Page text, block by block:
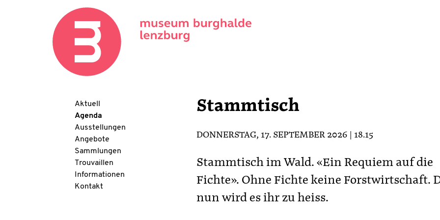
Aktuell
Agenda
Ausstellungen
Angebote
Sammlungen
Trouvaillen
Informationen
Kontakt
Stammtisch
DONNERSTAG, 17. SEPTEMBER 2026 | 18.15
Stammtisch im Wald. «Ein Requiem auf die
Fichte». Ohne Fichte keine Forstwirtschaft.
nun wird es ihr zu heiss.